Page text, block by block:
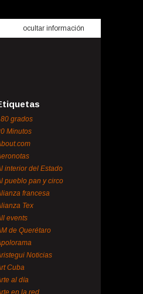
ocultar información
grados
Minutos
interior del Estado
pueblo pan y circo
francesa
Tex
events
de Querétaro
Noticias
Cuba
al día
en la red